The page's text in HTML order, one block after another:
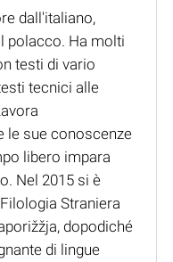
dall'italiano,
polacco. Ha molti
testi di vario
tecnici alle
le sue conoscenze
libero impara
Nel 2015 si è
Straniera
dopodiché
di lingue